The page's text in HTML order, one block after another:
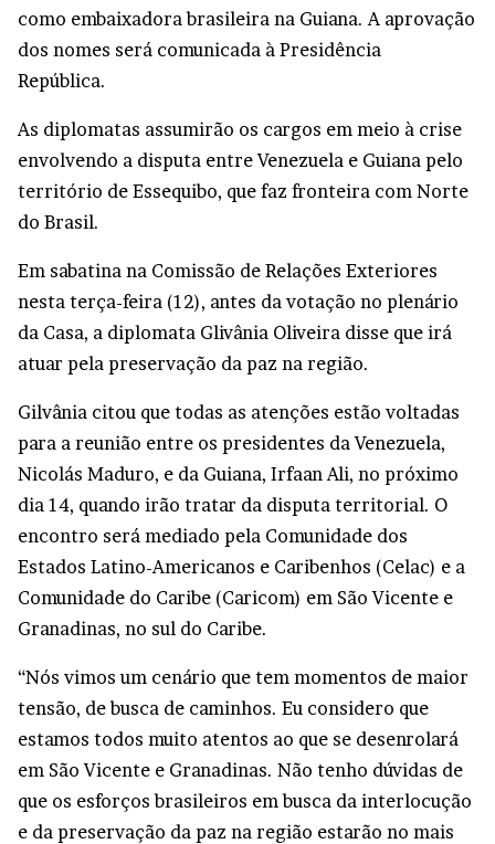
como embaixadora brasileira na Guiana. A aprovação
dos nomes será comunicada à Presidência
República.
As diplomatas assumirão os cargos em meio à crise
envolvendo a disputa entre Venezuela e Guiana pelo
território de Essequibo, que faz fronteira com Norte
do Brasil.
Em sabatina na Comissão de Relações Exteriores
nesta terça-feira (12), antes da votação no plenário
da Casa, a diplomata Glivânia Oliveira disse que irá
atuar pela preservação da paz na região.
Gilvânia citou que todas as atenções estão voltadas
para a reunião entre os presidentes da Venezuela,
Nicolás Maduro, e da Guiana, Irfaan Ali, no próximo
dia 14, quando irão tratar da disputa territorial. O
encontro será mediado pela Comunidade dos
Estados Latino-Americanos e Caribenhos (Celac) e a
Comunidade do Caribe (Caricom) em São Vicente e
Granadinas, no sul do Caribe.
“Nós vimos um cenário que tem momentos de maior
tensão, de busca de caminhos. Eu considero que
estamos todos muito atentos ao que se desenrolará
em São Vicente e Granadinas. Não tenho dúvidas de
que os esforços brasileiros em busca da interlocução
e da preservação da paz na região estarão no mais